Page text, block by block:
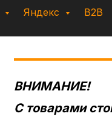
Яндекс
B2B
ВНИМАНИЕ!
С товарами